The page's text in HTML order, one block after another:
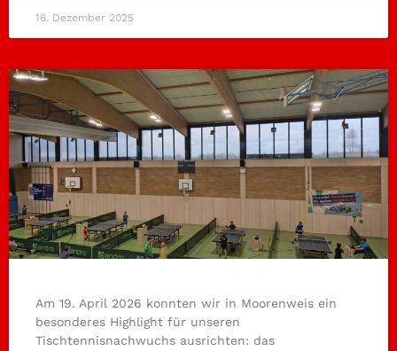
16. Dezember 2025
Am 19. April 2026 konnten wir in Moorenweis ein
besonderes Highlight für unseren
Tischtennisnachwuchs ausrichten: das